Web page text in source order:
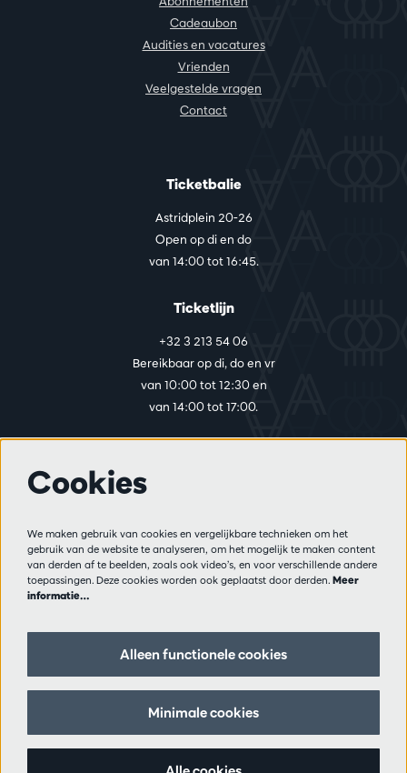
Cadeaubon
Audities en vacatures
Vrienden
Veelgestelde vragen
Contact
Ticketbalie
Astridplein 20-26
Open op di en do
van 14:00 tot 16:45.
Ticketlijn
+32 3 213 54 06
Bereikbaar op di, do en vr
van 10:00 tot 12:30 en
van 14:00 tot 17:00.
Privacy
Verkoopsvoorwaarden
Pers
Volg ons
Cookies
We maken gebruik van cookies en vergelijkbare technieken om het
gebruik van de website te analyseren, om het mogelijk te maken content
van derden af te beelden, zoals ook video’s, en voor verschillende andere
toepassingen. Deze cookies worden ook geplaatst door derden. Meer
informatie…
Alleen functionele cookies
Minimale cookies